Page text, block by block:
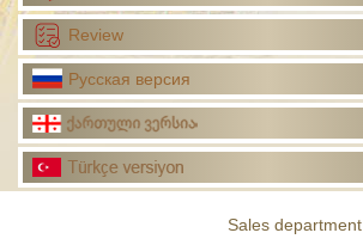
Review
Русская версия
Sales department